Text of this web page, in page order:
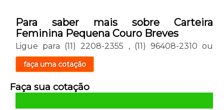
Para saber mais sobre Carteira
Feminina Pequena Couro Breves
Ligue para (11) 2208-2355 , (11) 96408-2310 ou
faça uma cotação
Faça sua cotação